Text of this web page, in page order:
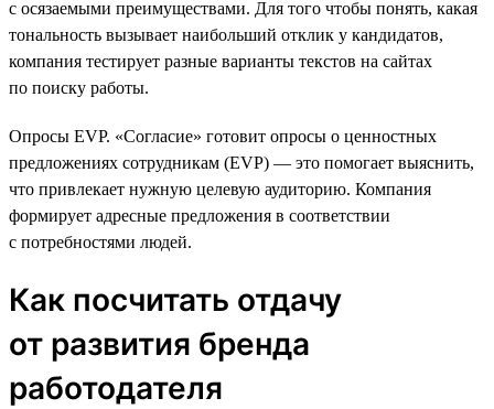
с осязаемыми преимуществами. Для того чтобы понять, какая
тональность вызывает наибольший отклик у кандидатов,
компания тестирует разные варианты текстов на сайтах
по поиску работы.
Опросы EVP. «Согласие» готовит опросы о ценностных
предложениях сотрудникам (EVP) — это помогает выяснить,
что привлекает нужную целевую аудиторию. Компания
формирует адресные предложения в соответствии
с потребностями людей.
Как посчитать отдачу
от развития бренда
работодателя